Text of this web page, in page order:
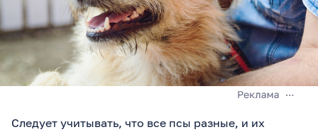
Следует учитывать, что все псы разные, и их